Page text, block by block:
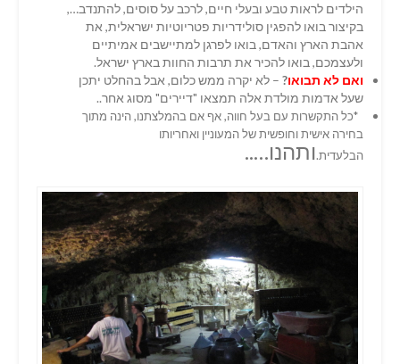
הילדים לראות טבע ובעלי חיים, לרכב על סוסים, להתנדב…,
בקיצור בואו להפגין סולידריות פטריוטיות ישראלית, את
אהבת הארץ והאדם, בואו לפרגן למתיישבים אמיתיים
ולעצמכם, בואו להכיר את תרבות החוות בארץ ישראל.
ואם לא תבואו? – לא יקרה ממש כלום, אבל בהחלט יתכן
שעל אדמות מולדת אלה תמצאו "דיירים" מסוג אחר..
*כל התקשרות עם בעל חווה, אף אם בהמלצתנו, הינה מתוך
בחירה אישית וחופשית של המעוניין ואחריותו
הבלעדית.ותהנו…..